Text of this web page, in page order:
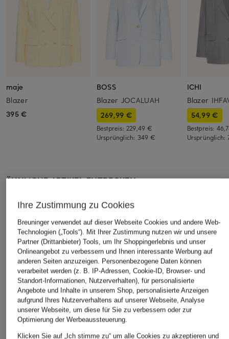
maje
Blazer
395 €
BOSS
Blazer JOCALUAH
269,99 €
Bestpreis: 229,49 €
Ursprünglich: 349 €
ICHI
Blazer
54,99 €
Bestpreis:
Ursprünglich:
ÄHNLICHE ARTIKEL ENTDECKEN
Ihre Zustimmung zu Cookies
Breuninger verwendet auf dieser Webseite Cookies und andere Web-
Technologien („Tools“). Mit Ihrer Zustimmung nutzen wir und unsere
Partner (Drittanbieter) Tools, um Ihr Shoppingerlebnis und unser
Onlineangebot zu verbessern und Ihnen interessante Werbung auf
anderen Seiten anzuzeigen. Personenbezogene Daten können
verarbeitet werden (z. B. IP-Adressen, Cookie-ID, Browser- und
Standort-Informationen, Nutzerverhalten), für personalisierte
Angebote und Inhalte in unserem Shop, personalisierte Anzeigen
aufgrund Ihres Nutzerverhaltens auf unserer Webseite, Analyse
unserer Webseite, um diese für Sie zu verbessern oder zur
Optimierung der Werbeaussteuerung.
Klicken Sie auf „Ich stimme zu“ um alle Cookies zu akzeptieren und